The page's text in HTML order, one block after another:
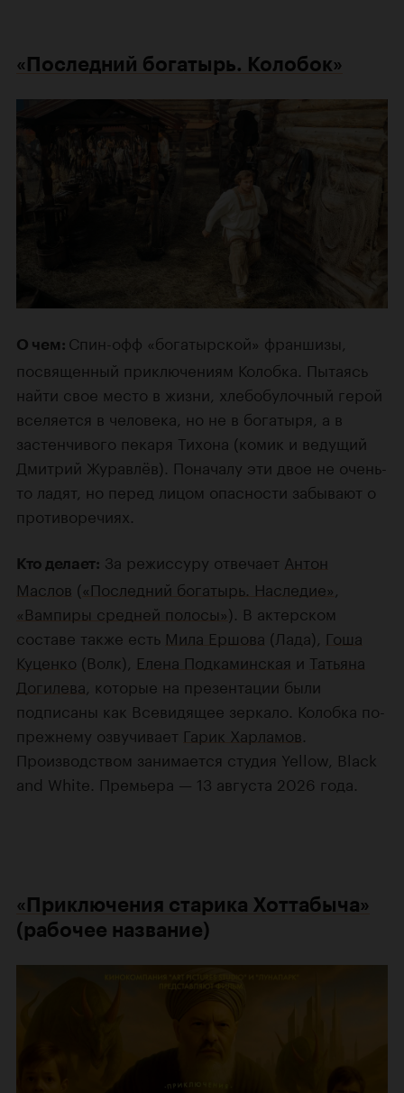
«Последний богатырь. Колобок»
О чем: Спин-офф «богатырской» франшизы,
посвященный приключениям Колобка. Пытаясь
найти свое место в жизни, хлебобулочный герой
вселяется в человека, но не в богатыря, а в
застенчивого пекаря Тихона (комик и ведущий
Дмитрий Журавлёв). Поначалу эти двое не очень-
то ладят, но перед лицом опасности забывают о
противоречиях.
Кто делает: За режиссуру отвечает Антон
Маслов («Последний богатырь. Наследие»
«Вампиры средней полосы»). В актерском
составе также есть Мила Ершова (Лада), Гоша
Куценко (Волк), Елена Подкаминская и Татьяна
Догилева , которые на презентации были
подписаны как Всевидящее зеркало. Колобка по-
прежнему озвучивает Гарик Харламов
Производством занимается студия Yellow, Black
and White. Премьера — 13 августа 2026 года.
«Приключения старика Хоттабыча»
(рабочее название)